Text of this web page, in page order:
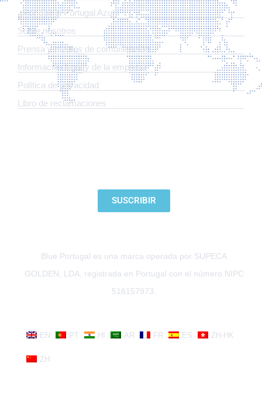
¿Por qué el Portugal Azul?
Sobre nosotros
Prensa y medios de comunicación
Información legal y de la empresa
Política de privacidad
Libro de reclamaciones
SUSCRIBIR
Blue Portugal es una marca operada por SUPECA
GOLDEN, LDA, registrada en Portugal con el número NIPC
516157973.
EN PT HI AR FR ES ZH-HK
ZH